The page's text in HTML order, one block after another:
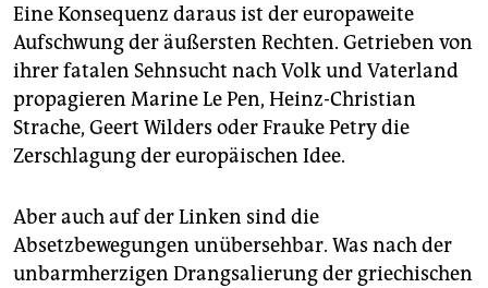
Eine Konsequenz daraus ist der europaweite
Aufschwung der äußersten Rechten. Getrieben von
ihrer fatalen Sehnsucht nach Volk und Vaterland
propagieren Marine Le Pen, Heinz-Christian
Strache, Geert Wilders oder Frauke Petry die
Zerschlagung der europäischen Idee.
Aber auch auf der Linken sind die
Absetzbewegungen unübersehbar. Was nach der
unbarmherzigen Drangsalierung der griechischen